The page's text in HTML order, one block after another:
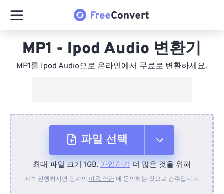
MP1 - Ipod Audio 변환기
MP1를 Ipod Audio으로 온라인에서 무료로 변환하세요.
파일 선택
장치에서
최대 파일 크기 1GB. 가입하기 더 많은 것을 위해
계속 진행하시면 당사의 이용 약관에 동의하는 것으로 간주됩니다.